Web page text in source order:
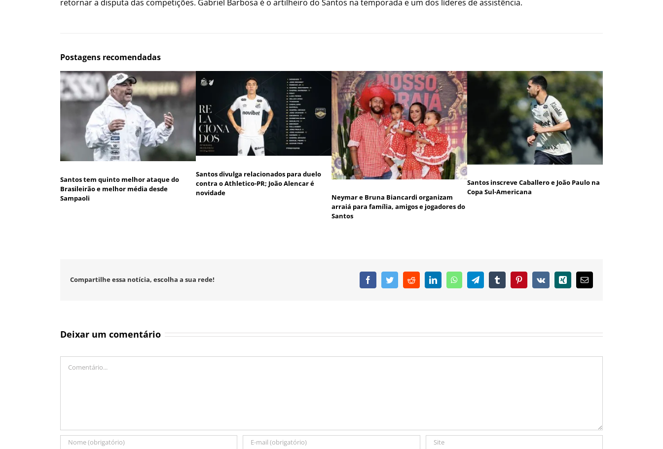
retornar a disputa das competições. Gabriel Barbosa é o artilheiro do Santos na temporada e um dos líderes de assistência.
Postagens recomendadas
Santos tem quinto melhor ataque do
Brasileirão e melhor média desde
Sampaoli
Santos divulga relacionados para duelo
contra o Athletico-PR; João Alencar é
novidade
Neymar e Bruna Biancardi organizam
arraiá para família, amigos e jogadores do
Santos
Santos inscreve Caballero e João Paulo na
Copa Sul-Americana
Compartilhe essa notícia, escolha a sua rede! FacebookTwitterRedditLinkedInWhatsAppTelegramTumblr PinterestVk Xing
E-
mail
Deixar um comentário